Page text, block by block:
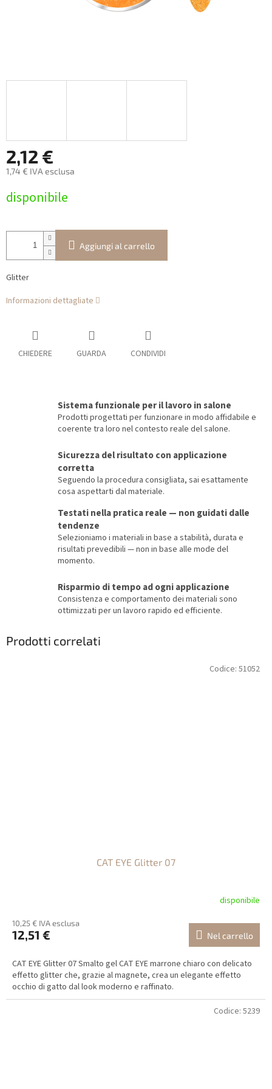
2,12 €
1,74 € IVA esclusa
della
disponibile
Aggiungi al carrello
Glitter
Informazioni dettagliate
CHIEDERE GUARDA CONDIVIDI
Sistema funzionale per il lavoro in salone
Prodotti progettati per funzionare in modo affidabile e
coerente tra loro nel contesto reale del salone.
Sicurezza del risultato con applicazione
corretta
Seguendo la procedura consigliata, sai esattamente
cosa aspettarti dal materiale.
Testati nella pratica reale — non guidati dalle
tendenze
Selezioniamo i materiali in base a stabilità, durata e
risultati prevedibili — non in base alle mode del
momento.
Risparmio di tempo ad ogni applicazione
Consistenza e comportamento dei materiali sono
ottimizzati per un lavoro rapido ed efficiente.
Prodotti correlati
CAT EYE Glitter 07
disponibile
10,25 € IVA esclusa
12,51 € Nel carrello
CAT EYE Glitter 07 Smalto gel CAT EYE marrone chiaro con delicato
effetto glitter che, grazie al magnete, crea un elegante effetto
occhio di gatto dal look moderno e raffinato.
Codice: 51052
Codice: 5239